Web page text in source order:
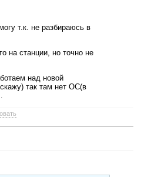
т.к. не разбираюсь в
на станции, но точно не
над новой
так там нет ОС(в